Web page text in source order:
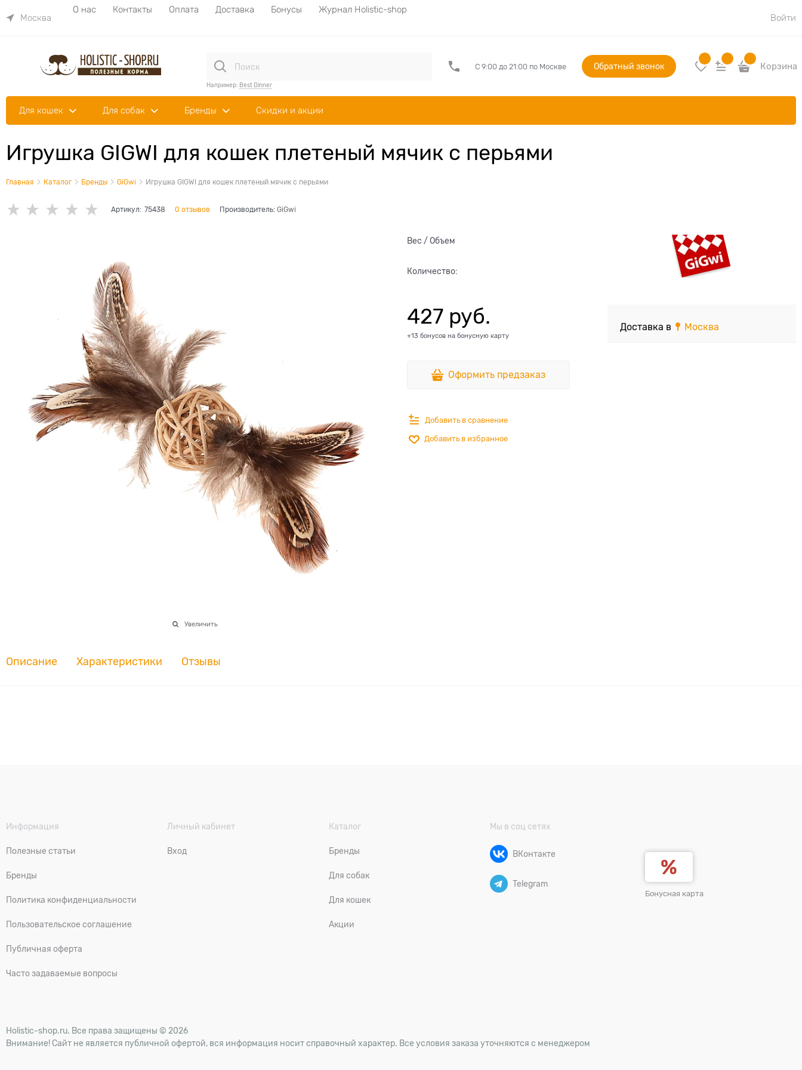
Москва
О нас Контакты Оплата Доставка Бонусы
Журнал Holistic-shop
Войти
Например: Best Dinner
С 9:00 до 21:00 по Москве Обратный звонок Корзина
Для кошек Для собак Бренды Скидки и акции
Игрушка GIGWI для кошек плетеный мячик с перьями
Главная Каталог Бренды GiGwi Игрушка GIGWI для кошек плетеный мячик с перьями
Артикул: 75438 0 отзывов Производитель: GiGwi
Увеличить
Вес / Объем
Количество:
427 руб.
+13 бонусов на бонусную карту
Оформить предзаказ
Добавить в сравнение
Добавить в избранное
Доставка в Москва
Описание Характеристики Отзывы
Информация
Полезные статьи
Бренды
Политика конфиденциальности
Пользовательское соглашение
Публичная оферта
Часто задаваемые вопросы
Личный кабинет
Вход
Каталог
Бренды
Для собак
Для кошек
Акции
Мы в соц сетях
ВКонтакте
Telegram
Бонусная карта
Holistic-shop.ru. Все права защищены © 2026
Внимание! Сайт не является публичной офертой, вся информация носит справочный характер. Все условия заказа уточняются с менеджером